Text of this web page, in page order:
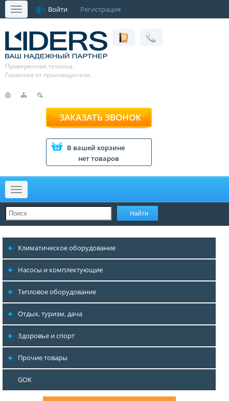
Меню Войти Регистрация
Проверенная техника.
Гарантия от производителя.
ЗАКАЗАТЬ ЗВОНОК
В вашей корзине
нет товаров
Меню
Климатическое оборудование
Насосы и комплектующие
Тепловое оборудование
Отдых, туризм, дача
Здоровье и спорт
Прочие товары
GOK